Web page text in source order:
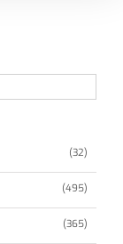
(32)
(495)
(365)